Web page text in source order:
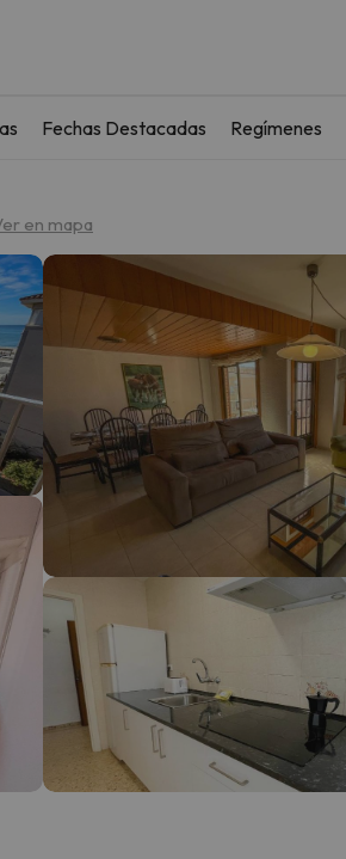
Fechas Destacadas Regímenes
en mapa